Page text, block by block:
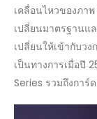
เคลื่อนไหวของภา
เปลี่ยนมาตรฐานแ
เปลี่ยนให้เข้ากับวง
เป็นทางการเมื่อปี
Series รวมถึงการ์